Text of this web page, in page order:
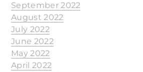
September 2022
August 2022
July 2022
June 2022
May 2022
April 2022